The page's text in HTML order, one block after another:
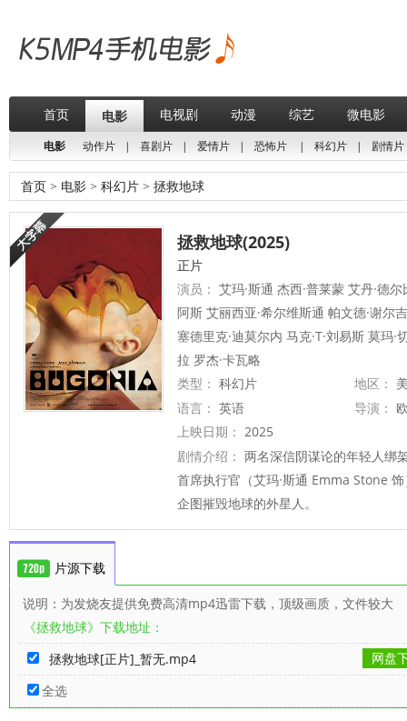
首页 电影 电视剧 动漫 综艺 微电影
电影 动作片 | 喜剧片 | 爱情片 | 恐怖片 | 科幻片 | 剧情片
首页 > 电影 > 科幻片 > 拯救地球
拯救地球(2025)
正片
演员： 艾玛·斯通 杰西·普莱蒙 艾丹·德
阿斯 艾丽西亚·希尔维斯通 帕文德·谢尔
塞德里克·迪莫尔内 马克·T·刘易斯 莫玛·
拉 罗杰·卡瓦略
类型： 科幻片 地区：
语言： 英语 导演：
上映日期： 2025
剧情介绍： 两名深信阴谋论的年轻人绑
首席执行官（艾玛·斯通 Emma Stone
企图摧毁地球的外星人。
片源下载
说明：为发烧友提供免费高清mp4迅雷下载，顶级画质，文件较大
《拯救地球》下载地址：
拯救地球[正片]_暂无.mp4
网盘
全选